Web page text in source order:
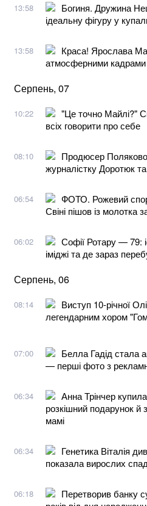
13:58
Богиня. Дружина
ідеальну фігуру у
13:58
Краса! Ярослава
атмосферними кадрами
Серпень, 07
10:22
"Це точно Майлі?"
всіх говорити про себе
08:10
Продюсер
журналістку Доротюк
06:54
ФОТО. Рожевий
Свіні пішов із молотка
06:02
Софії Ротару — 79:
іміджі та де зараз
Серпень, 06
08:14
Виступ 10-річної
легендарним хором
07:00
Белла Гадід стала
— перші фото з
06:34
Анна Трінчер
розкішний подарунок
мамі
06:34
Генетика Віталія
показала вирослих
06:18
Перетворив банку